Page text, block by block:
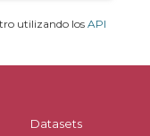
utilizando los API
Datasets